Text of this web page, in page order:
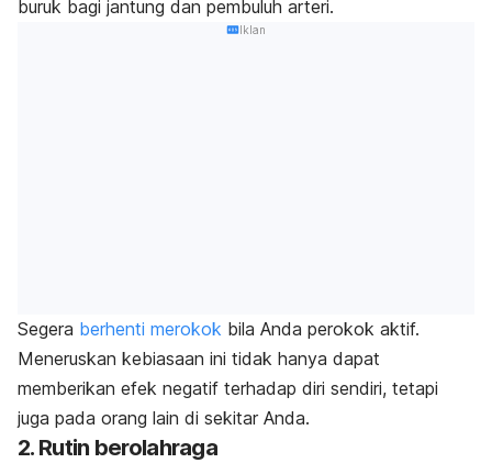
buruk bagi jantung dan pembuluh arteri.
Iklan
Segera berhenti merokok bila Anda perokok aktif.
Meneruskan kebiasaan ini tidak hanya dapat
memberikan efek negatif terhadap diri sendiri, tetapi
juga pada orang lain di sekitar Anda.
2. Rutin berolahraga